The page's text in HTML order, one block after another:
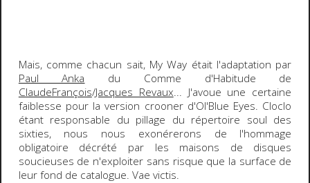
Mais, comme chacun sait, My Way était l'adaptation par
Paul Anka du Comme d'Habitude de
ClaudeFrançois/Jacques Revaux... J'avoue une certaine
faiblesse pour la version crooner d'Ol'Blue Eyes. Cloclo
étant responsable du pillage du répertoire soul des
sixties, nous nous exonérerons de l'hommage
obligatoire décrété par les maisons de disques
soucieuses de n'exploiter sans risque que la surface de
leur fond de catalogue. Vae victis.